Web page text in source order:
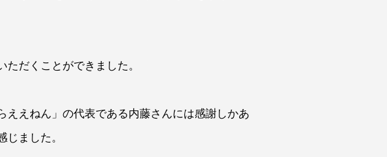
だくことができました。
えねん」の代表である内藤さんには感謝しかあ
ました。